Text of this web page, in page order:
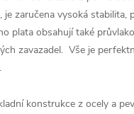
zaručena vysoká stabilita,
plata obsahují také
zavazadel. Vše je
konstrukce z ocely a